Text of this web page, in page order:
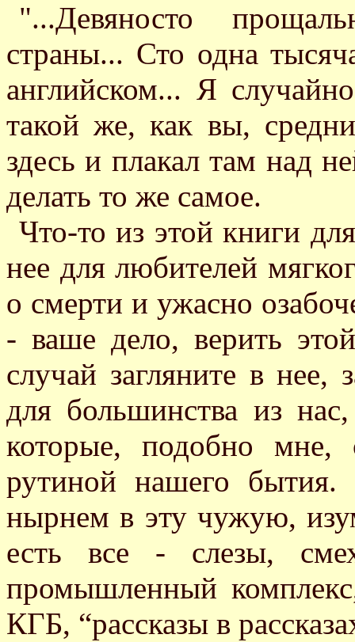
"...Девяносто
страны... Сто одна
английском... Я
такой же, как вы,
здесь и плакал там над
делать то же самое.
Что-то из этой книги
нее для любителей
о смерти и ужасно
- ваше дело, верить
случай загляните в нее,
для большинства из
которые, подобно мне,
рутиной нашего
нырнем в эту чужую,
есть все - слезы,
промышленный
КГБ, “рассказы в